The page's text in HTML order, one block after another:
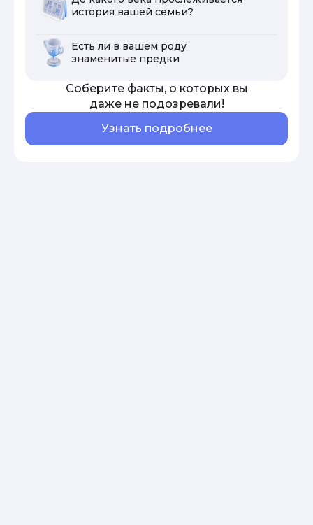
история вашей семьи?
Есть ли в вашем роду
знаменитые предки
Соберите факты, о которых вы
даже не подозревали!
Узнать подробнее